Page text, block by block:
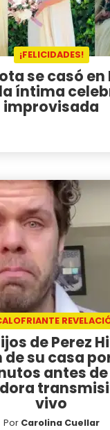
¡FELICIDADES!
se casó en
íntima
improvisada
de Perez
su casa
antes de
vivo
Por Carolina Cuellar